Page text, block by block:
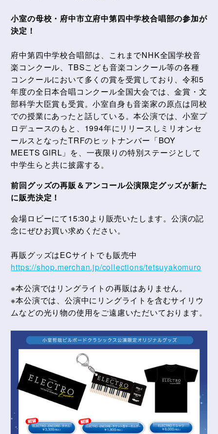
小室の母校・府中市立府中第四中学校合唱部の参加が
決定！
府中第四中学校合唱部は、これまでNHK全国学校音
楽コンクール、TBSこども音楽コンクール等の各種
コンクールにおいて多くの賞を受賞しており、令和5
年度の全日本合唱コンクール全国大会では、金賞・文
部科学大臣賞も受賞。小室自身も音楽家の原点は同校
での授業にあったと話している。本公演では、小室プ
ロデュースのもと、1994年にリリースしミリオンセ
ールスとなったTRFのヒットナンバー「BOY
MEETS GIRL」を、一夜限りの特別ステージとして
中学生らと共に披露する。
前回グッズの再販＆アンコール公演限定グッズが新た
に販売決定！
会場ロビーにて15:30より販売いたします。公演の記
念にぜひお買い求めください。
再販グッズはECサイトでも販売中
https://shop.merchan.jp/collections/tetsuyakomuro
※本公演ではリングライトの再販はありません。
※本公演では、公演中にリングライトを含むサイリウ
ムなどの光り物の使用をご遠慮いただいております。